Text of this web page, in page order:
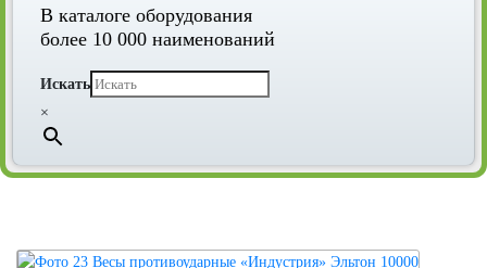
В каталоге оборудования
более 10 000 наименований
Искать
×